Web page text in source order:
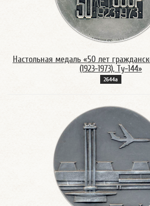
Настольная медаль «50 лет
(1923-1973), Ту-144»
2644а